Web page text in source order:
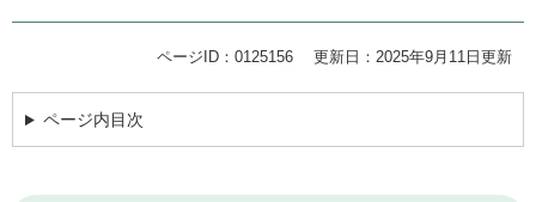
ページID：0125156 更新日：2025年9月11日更新
ページ内目次